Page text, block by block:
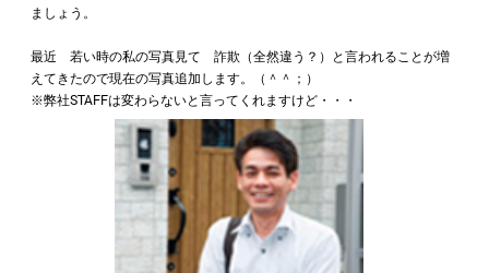
ましょう。
最近 若い時の私の写真見て 詐欺（全然違う？）と言われることが増
えてきたので現在の写真追加します。（＾＾；）
※弊社STAFFは変わらないと言ってくれますけど・・・